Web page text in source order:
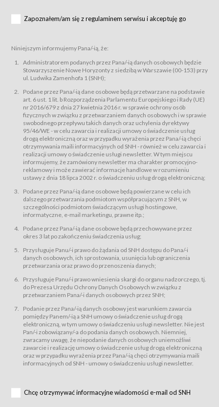
za pośrednictwem Serwisu;
podmiotom z branży mediów i filmowej (Akredytacje);
Bilety – wybrane dokumenty potwierdzające zawarcie umowy z
Usługodawcą i uprawniające do wzięcia udziału w Wydarzeniu,
przewidziane przez Usługodawcę dla danego Wydarzenia, tj. uprawniające
do uczestnictwa w wielu albo w pojedynczych seansach filmowych,
Sklep – sklep internetowy prowadzony przez Usługodawcę w Serwisie;
Regulamin – niniejszy regulamin.
§ 2
Postanowienia ogólne
Regulamin określa zasady:
świadczenia Usługobiorcom Usług przez Usługodawcę, z
zastrzeżeniem usług, o których mowa w ust. 2 pkt. 4 i 5 poniżej, których
zasady świadczenia precyzują odrębne regulaminy,
przetwarzania przez Usługodawcę danych osobowych Usługobiorców
będących osobami fizycznymi.
świadczy Usługi drogą elektroniczną w rozumieniu ustawy z dnia 18 lipca
2002 r. o świadczeniu usług drogą elektroniczną (Dz.U. z 2002 r., Nr 144, poz.
1204, z późń. zm.). Usługi świadczone są nieodpłatnie.
usługę przeglądania i odczytywania przez Usługobiorców materiałów
zamieszczanych w Serwisie,
usługę utrzymywania konta użytkownika w Serwisie,
usługę newsletter,
usługę zawierania na odległość umów nabycia Karnetów i Biletów,
usługę zawierania na odległość umów sprzedaży w Sklepie.
dnia 18 lipca 2002 r. o świadczeniu usług drogą elektroniczną (Dz.U. z 2002
r., Nr 144, poz. 1204, z późń. zm.). Usługi świadczone są nieodpłatnie.
Na zasadach określonych w Regulaminie dostęp do Serwisu jest otwarty dla
Usługobiorca przed rozpoczęciem korzystania z Serwisu jest zobowiązany
zapoznać się z Regulaminem. Założenie konta w Serwisie oraz zamówienie
usługi newsletter za pośrednictwem przeznaczonego do tego formularza
zamieszczonego na stronach Serwisu dostępnych dla wszystkich
Usługobiorców wymaga akceptacji postanowień Regulaminu.
Usługobiorca zobowiązany jest do przestrzegania postanowień Regulaminu
od chwili rozpoczęcia korzystania z Serwisu.
Regulamin jest udostępniony Usługobiorcom nieodpłatnie za
Warunki techniczne korzystania z Usług
Zapoznałem/am się z regulaminem serwisu i akceptuję go
Niniejszym informujemy Pana/-ią, że:
Administratorem podanych przez Pana/-ią danych osobowych będzie
Stowarzyszenie Nowe Horyzonty z siedzibą w Warszawie (00-153) przy
ul. Ludwika Zamenhofa 1 (SNH);
Podane przez Pana/-ią dane osobowe będą przetwarzane na podstawie
art. 6 ust. 1 lit. b Rozporządzenia Parlamentu Europejskiego i Rady (UE)
nr 2016/679 z dnia 27 kwietnia 2016 r. w sprawie ochrony osób
fizycznych w związku z przetwarzaniem danych osobowych i w sprawie
swobodnego przepływu takich danych oraz uchylenia dyrektywy
95/46/WE - w celu zawarcia i realizacji umowy o świadczenie usług
drogą elektroniczną oraz w przypadku wyrażenia przez Pana/-ią chęci
otrzymywania maili informacyjnych od SNH - również w celu zawarcia i
realizacji umowy o świadczenie usługi newsletter. W tym miejscu
informujemy, że zamówiony newsletter ma charakter promocyjno-
reklamowy i może zawierać informacje handlowe w rozumieniu
ustawy z dnia 18 lipca 2002 r. o świadczeniu usług drogą elektroniczną;
Podane przez Pana/-ią dane osobowe będą powierzane w celu ich
dalszego przetwarzania podmiotom współpracującym z SNH, w
szczególności podmiotom świadczącym usługi hostingowe,
informatyczne, e-mail marketingu, prawne itp.;
Podane przez Pana/-ią dane osobowe będą przechowywane przez
okres 3 lat po zakończeniu świadczenia usług;
Przysługuje Panu/-i prawo do żądania od SNH dostępu do Pana/-i
danych osobowych, ich sprostowania, usunięcia lub ograniczenia
przetwarzania oraz prawo do przenoszenia danych;
Przysługuje Panu/-i prawo wniesienia skargi do organu nadzorczego, tj.
do Prezesa Urzędu Ochrony Danych Osobowych w związku z
przetwarzaniem Pana/-i danych osobowych przez SNH;
Podanie przez Pana/-ią danych osobowy jest warunkiem zawarcia
pomiędzy Panem/-ią a SNH umowy o świadczenie usług drogą
elektroniczną, w tym umowy o świadczeniu usługi newsletter. Nie jest
Pan/-i zobowiązany/-a do podania danych osobowych. Niemniej,
zwracamy uwagę, że niepodanie danych osobowych uniemożliwi
zawarcie i realizację umowy o świadczenie usług drogą elektroniczną
oraz w przypadku wyrażenia przez Pana/-ią chęci otrzymywania maili
informacyjnych od SNH - umowy o świadczeniu usługi newsletter.
Chcę otrzymywać informacyjne wiadomości e-mail od SNH